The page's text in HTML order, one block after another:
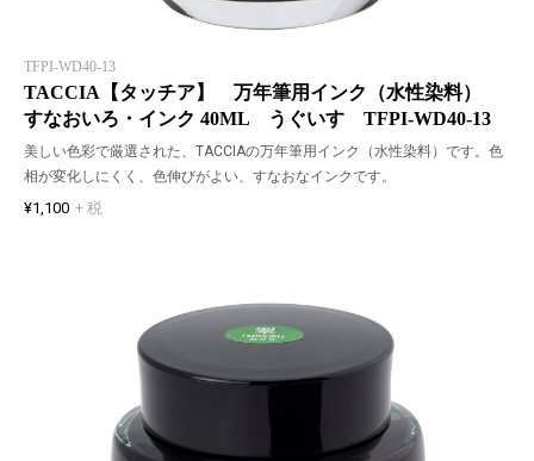
TFPI-WD40-13
TACCIA【タッチア】 万年筆用インク（水性染料）
すなおいろ・インク 40ML うぐいす TFPI-WD40-13
美しい色彩で厳選された、TACCIAの万年筆用インク（水性染料）です。色
相が変化しにくく、色伸びがよい、すなおなインクです。
¥1,100 + 税